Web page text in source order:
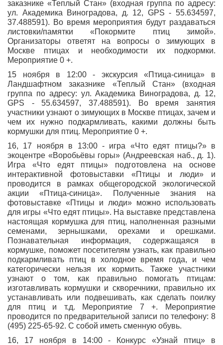
заказнике «Теплый Стан» (входная группа по адресу:
ул. Академика Виноградова, д. 12, GPS - 55.634597,
37.488591). Во время мероприятия будут раздаваться
листовки/памятки «Покормите птиц зимой».
Организаторы ответят на вопросы о зимующих в
Москве птицах и необходимости их подкормки.
Мероприятие 0 +.
15 ноября в 12:00 - экскурсия «Птица-синица» в
Ландшафтном заказнике «Теплый Стан» (входная
группа по адресу: ул. Академика Виноградова, д. 12,
GPS - 55.634597, 37.488591). Во время занятия
участники узнают о зимующих в Москве птицах, зачем и
чем их нужно подкармливать, какими должны быть
кормушки для птиц. Мероприятие 0 +.
16, 17 ноября в 13:00 - игра «Что едят птицы?» в
экоцентре «Воробьёвы горы» (Андреевская наб., д. 1).
Игра «Что едят птицы» подготовлена на основе
интерактивной фотовыставки «Птицы и люди» и
проводится в рамках общегородской экологической
акции «Птица-синица». Полученные знания на
фотовыставке «Птицы и люди» можно использовать
для игры «Что едят птицы». На выставке представлена
настоящая кормушка для птиц, наполненная разными
семенами, зернышками, орехами и орешками.
Познавательная информация, содержащаяся в
кормушке, поможет посетителям узнать, как правильно
подкармливать птиц в холодное время года, и чем
категорически нельзя их кормить. Также участники
узнают о том, как правильно помогать птицам:
изготавливать кормушки и скворечники, правильно их
устанавливать или подвешивать, как сделать поилку
для птиц и т.д. Мероприятие 7 +. Мероприятие
проводится по предварительной записи по телефону: 8
(495) 225-65-92. С собой иметь сменную обувь.
16, 17 ноября в 14:00 - Конкурс «Узнай птиц» в